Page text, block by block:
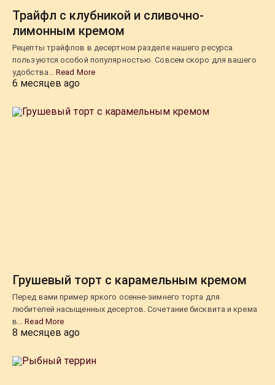
Трайфл с клубникой и сливочно-
лимонным кремом
Рецепты трайфлов в десертном разделе нашего ресурса
пользуются особой популярностью. Совсем скоро для вашего
удобства… Read More
6 месяцев ago
Грушевый торт с карамельным кремом
Перед вами пример яркого осенне-зимнего торта для
любителей насыщенных десертов. Сочетание бисквита и крема
в…Read More
8 месяцев ago